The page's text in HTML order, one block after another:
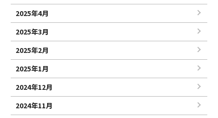
2025年4月
2025年3月
2025年2月
2025年1月
2024年12月
2024年11月